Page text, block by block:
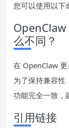
您可以使用以下
么不同？
在 OpenClaw
为了保持兼容性
功能完全一致，
引用链接